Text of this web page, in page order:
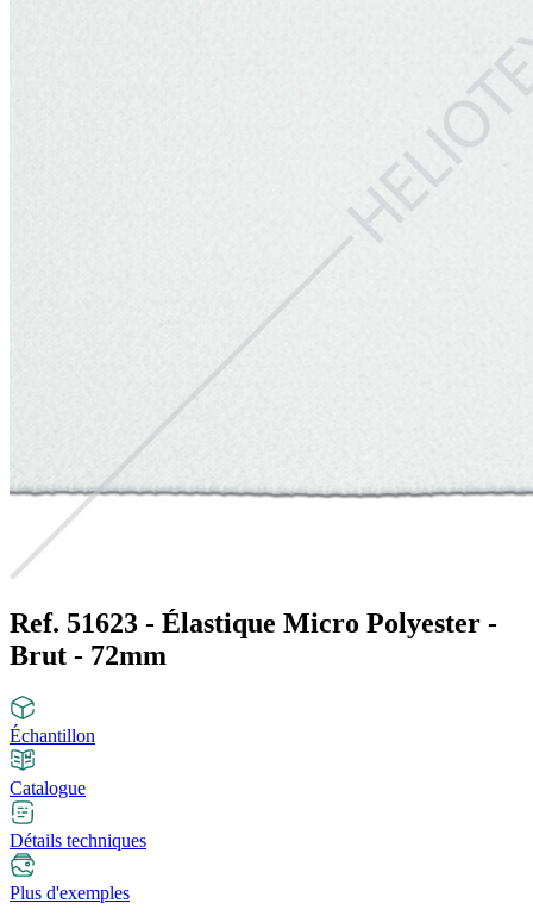
Ref. 51623 - Élastique Micro Polyester -
Brut - 72mm
Échantillon
Catalogue
Détails techniques
Plus d'exemples